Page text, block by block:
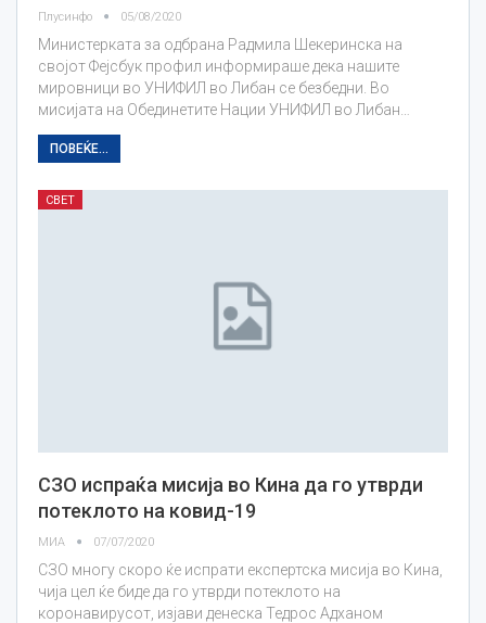
Плусинфо 05/08/2020
Министерката за одбрана Радмила Шекеринска на
својот Фејсбук профил информираше дека нашите
мировници во УНИФИЛ во Либан се безбедни. Во
мисијата на Обединетите Нации УНИФИЛ во Либан…
ПОВЕЌЕ...
СВЕТ
СЗО испраќа мисија во Кина да го утврди
потеклото на ковид-19
МИА 07/07/2020
СЗО многу скоро ќе испрати експертска мисија во Кина,
чија цел ќе биде да го утврди потеклото на
коронавирусот, изјави денеска Тедрос Адханом